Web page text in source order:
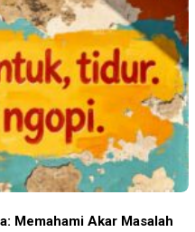
Memahami Akar Masalah